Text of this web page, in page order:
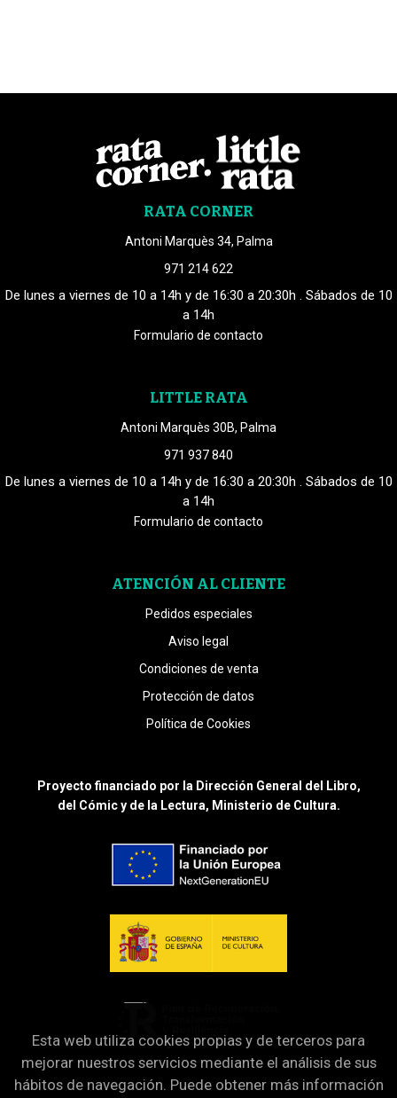
RATA CORNER
Antoni Marquès 34, Palma
971 214 622
De lunes a viernes de 10 a 14h y de 16:30 a 20:30h . Sábados de 10
a 14h
Formulario de contacto
LITTLE RATA
Antoni Marquès 30B, Palma
971 937 840
De lunes a viernes de 10 a 14h y de 16:30 a 20:30h . Sábados de 10
a 14h
Formulario de contacto
ATENCIÓN AL CLIENTE
Pedidos especiales
Aviso legal
Condiciones de venta
Protección de datos
Política de Cookies
Proyecto financiado por la Dirección General del Libro,
del Cómic y de la Lectura, Ministerio de Cultura.
Esta web utiliza cookies propias y de terceros para
mejorar nuestros servicios mediante el análisis de sus
hábitos de navegación. Puede obtener más información